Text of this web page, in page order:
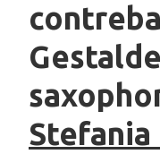
Stefania